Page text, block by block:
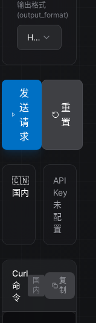
输出格式
(output_format)
Hex 编码
发
送
请
求
重
置
🇨🇳
国内
API
Key
未
配
置
Curl
命
令
国
内
复
制